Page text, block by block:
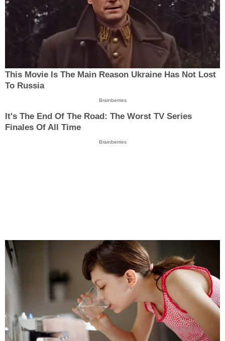
This Movie Is The Main Reason Ukraine Has Not Lost
To Russia
Brainberries
It's The End Of The Road: The Worst TV Series
Finales Of All Time
Brainberries